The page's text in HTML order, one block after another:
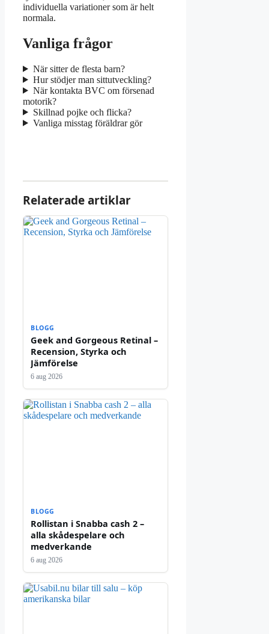
individuella variationer som är helt
normala.
Vanliga frågor
När sitter de flesta barn?
Hur stödjer man sittutveckling?
När kontakta BVC om försenad
motorik?
Skillnad pojke och flicka?
Vanliga misstag föräldrar gör
Relaterade artiklar
BLOGG
Geek and Gorgeous Retinal –
Recension, Styrka och
Jämförelse
6 aug 2026
BLOGG
Rollistan i Snabba cash 2 –
alla skådespelare och
medverkande
6 aug 2026